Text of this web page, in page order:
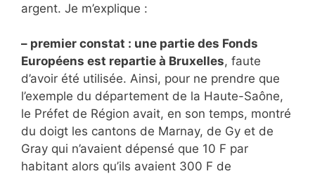
argent. Je m’explique :
– premier constat : une partie des Fonds
Européens est repartie à Bruxelles, faute
d’avoir été utilisée. Ainsi, pour ne prendre que
l’exemple du département de la Haute-Saône,
le Préfet de Région avait, en son temps, montré
du doigt les cantons de Marnay, de Gy et de
Gray qui n’avaient dépensé que 10 F par
habitant alors qu’ils avaient 300 F de